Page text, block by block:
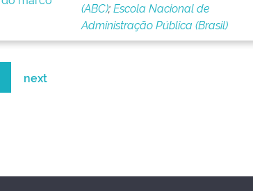
(ABC);Escola Nacional de
Administração Pública (Brasil)
next